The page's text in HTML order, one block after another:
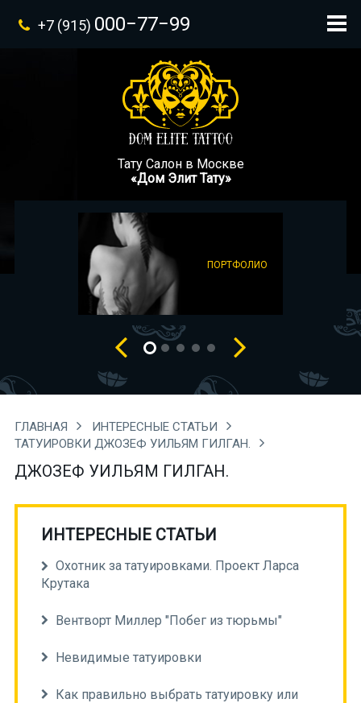
+7 (915) 000−77−99
Тату Салон в Москве
«Дом Элит Тату»
ПОРТФОЛИО
ГЛАВНАЯ
ИНТЕРЕСНЫЕ СТАТЬИ
ТАТУИРОВКИ ДЖОЗЕФ УИЛЬЯМ ГИЛГАН.
ДЖОЗЕФ УИЛЬЯМ ГИЛГАН.
ИНТЕРЕСНЫЕ СТАТЬИ
Охотник за татуировками. Проект Ларса
Крутака
Вентворт Миллер "Побег из тюрьмы"
Невидимые татуировки
Как правильно выбрать татуировку или